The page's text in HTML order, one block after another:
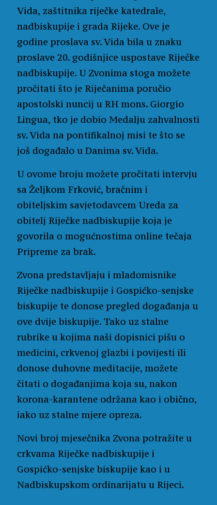
Vida, zaštitnika riječke katedrale,
nadbiskupije i grada Rijeke. Ove je
godine proslava sv. Vida bila u znaku
proslave 20. godišnjice uspostave Riječke
nadbiskupije. U Zvonima stoga možete
pročitati što je Riječanima poručio
apostolski nuncij u RH mons. Giorgio
Lingua, tko je dobio Medalju zahvalnosti
sv. Vida na pontifikalnoj misi te što se
još događalo u Danima sv. Vida.
U ovome broju možete pročitati intervju
sa Željkom Frković, bračnim i
obiteljskim savjetodavcem Ureda za
obitelj Riječke nadbiskupije koja je
govorila o mogućnostima online tečaja
Pripreme za brak.
Zvona predstavljaju i mladomisnike
Riječke nadbiskupije i Gospićko-senjske
biskupije te donose pregled događanja u
ove dvije biskupije. Tako uz stalne
rubrike u kojima naši dopisnici pišu o
medicini, crkvenoj glazbi i povijesti ili
donose duhovne meditacije, možete
čitati o događanjima koja su, nakon
korona-karantene održana kao i obično,
iako uz stalne mjere opreza.
Novi broj mjesečnika Zvona potražite u
crkvama Riječke nadbiskupije i
Gospićko-senjske biskupije kao i u
Nadbiskupskom ordinarijatu u Rijeci.